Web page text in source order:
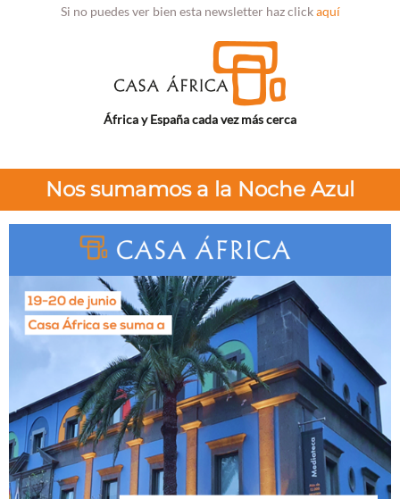
Si no puedes ver bien esta newsletter haz clickaquí
África y España cada vez más cerca
Nos sumamos a la Noche Azul